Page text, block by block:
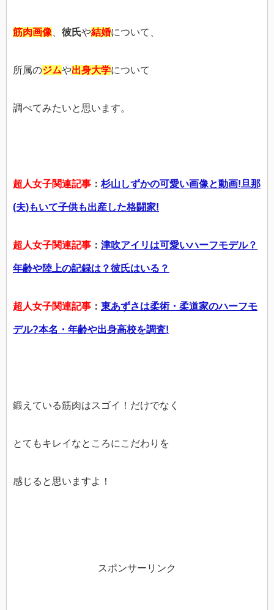
筋肉画像 彼氏や結婚について、
所属のジムや出身大学について
調べてみたいと思います。
超人女子関連記事 ： 杉山しずかの可愛い画像と動画!旦那
(夫)もいて子供も出産した格闘家!
超人女子関連記事 ： 津吹アイリは可愛いハーフモデル？
年齢や陸上の記録は？彼氏はいる？
超人女子関連記事 ： 東あずさは柔術・柔道家のハーフモ
デル?本名・年齢や出身高校を調査!
鍛えている筋肉はスゴイ！だけでなく
とてもキレイなところにこだわりを
感じると思いますよ！
スポンサーリンク